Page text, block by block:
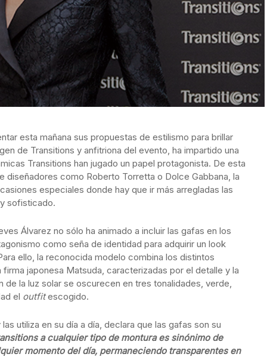
esta mañana sus propuestas de estilismo para brillar
de Transitions y anfitriona del evento, ha impartido una
Transitions han jugado un papel protagonista. De esta
diseñadores como Roberto Torretta o Dolce Gabbana, la
especiales donde hay que ir más arregladas las
sofisticado.
Álvarez no sólo ha animado a incluir las gafas en los
como seña de identidad para adquirir un look
ello, la reconocida modelo combina los distintos
japonesa Matsuda, caracterizadas por el detalle y la
la luz solar se oscurecen en tres tonalidades, verde,
el outfitescogido.
utiliza en su día a día, declara que las gafas son su
a cualquier tipo de montura es sinónimo de
momento del día, permaneciendo transparentes en